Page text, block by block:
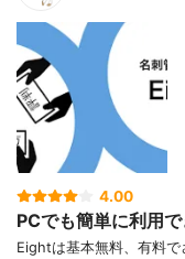
4.00
PCでも簡単に利用で
Eightは基本無料、有料で